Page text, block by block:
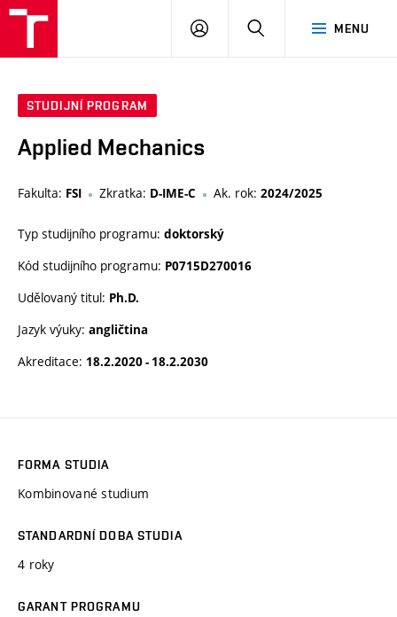
MENU
PŘIHLÁSIT
STUDIJNÍ PROGRAM
Applied Mechanics
Fakulta: FSI Zkratka: D-IME-C Ak. rok: 2024/2025
Typ studijního programu: doktorský
Kód studijního programu: P0715D270016
Udělovaný titul: Ph.D.
Jazyk výuky: angličtina
Akreditace: 18.2.2020 - 18.2.2030
FORMA STUDIA
Kombinované studium
STANDARDNÍ DOBA STUDIA
4 roky
GARANT PROGRAMU